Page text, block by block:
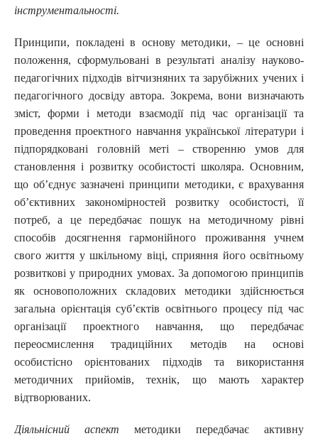
інструментальності.
Принципи, покладені в основу методики, – це основні
положення, сформульовані в результаті аналізу науково-
педагогічних підходів вітчизняних та зарубіжних учених і
педагогічного досвіду автора. Зокрема, вони визначають
зміст, форми і методи взаємодії під час організації та
проведення проектного навчання української літератури і
підпорядковані головній меті – створенню умов для
становлення і розвитку особистості школяра. Основним,
що об’єднує зазначені принципи методики, є врахування
об’єктивних закономірностей розвитку особистості, її
потреб, а це передбачає пошук на методичному рівні
способів досягнення гармонійного проживання учнем
свого життя у шкільному віці, сприяння його освітньому
розвиткові у природних умовах. За допомогою принципів
як основоположних складових методики здійснюється
загальна орієнтація суб’єктів освітнього процесу під час
організації проектного навчання, що передбачає
переосмислення традиційних методів на основі
особистісно орієнтованих підходів та використання
методичних прийомів, технік, що мають характер
відтворюваних.
Діяльнісний аспект методики передбачає активну